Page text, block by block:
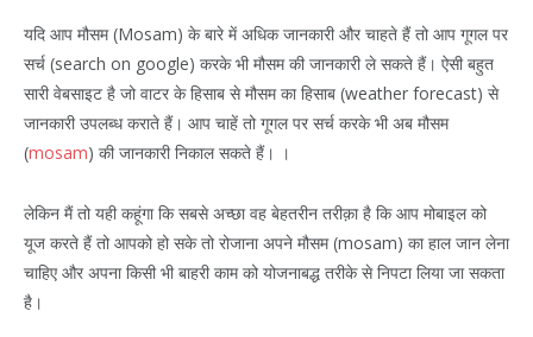
यदि आप मौसम (Mosam) के बारे में अधिक जानकारी और चाहते हैं तो आप गूगल पर
सर्च (search on google) करके भी मौसम की जानकारी ले सकते हैं। ऐसी बहुत
सारी वेबसाइट है जो वाटर के हिसाब से मौसम का हिसाब (weather forecast) से
जानकारी उपलब्ध कराते हैं। आप चाहें तो गूगल पर सर्च करके भी अब मौसम
(mosam) की जानकारी निकाल सकते हैं। ।
लेकिन मैं तो यही कहूंगा कि सबसे अच्छा वह बेहतरीन तरीक़ा है कि आप मोबाइल को
यूज करते हैं तो आपको हो सके तो रोजाना अपने मौसम (mosam) का हाल जान लेना
चाहिए और अपना किसी भी बाहरी काम को योजनाबद्ध तरीके से निपटा लिया जा सकता
है।